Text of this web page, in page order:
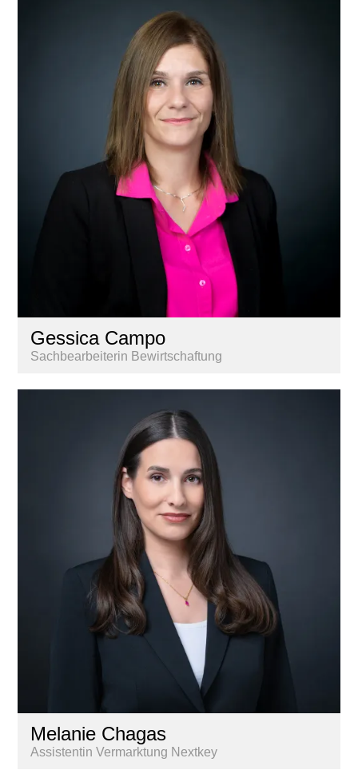
Gessica Campo
Sachbearbeiterin Bewirtschaftung
Melanie Chagas
Assistentin Vermarktung Nextkey